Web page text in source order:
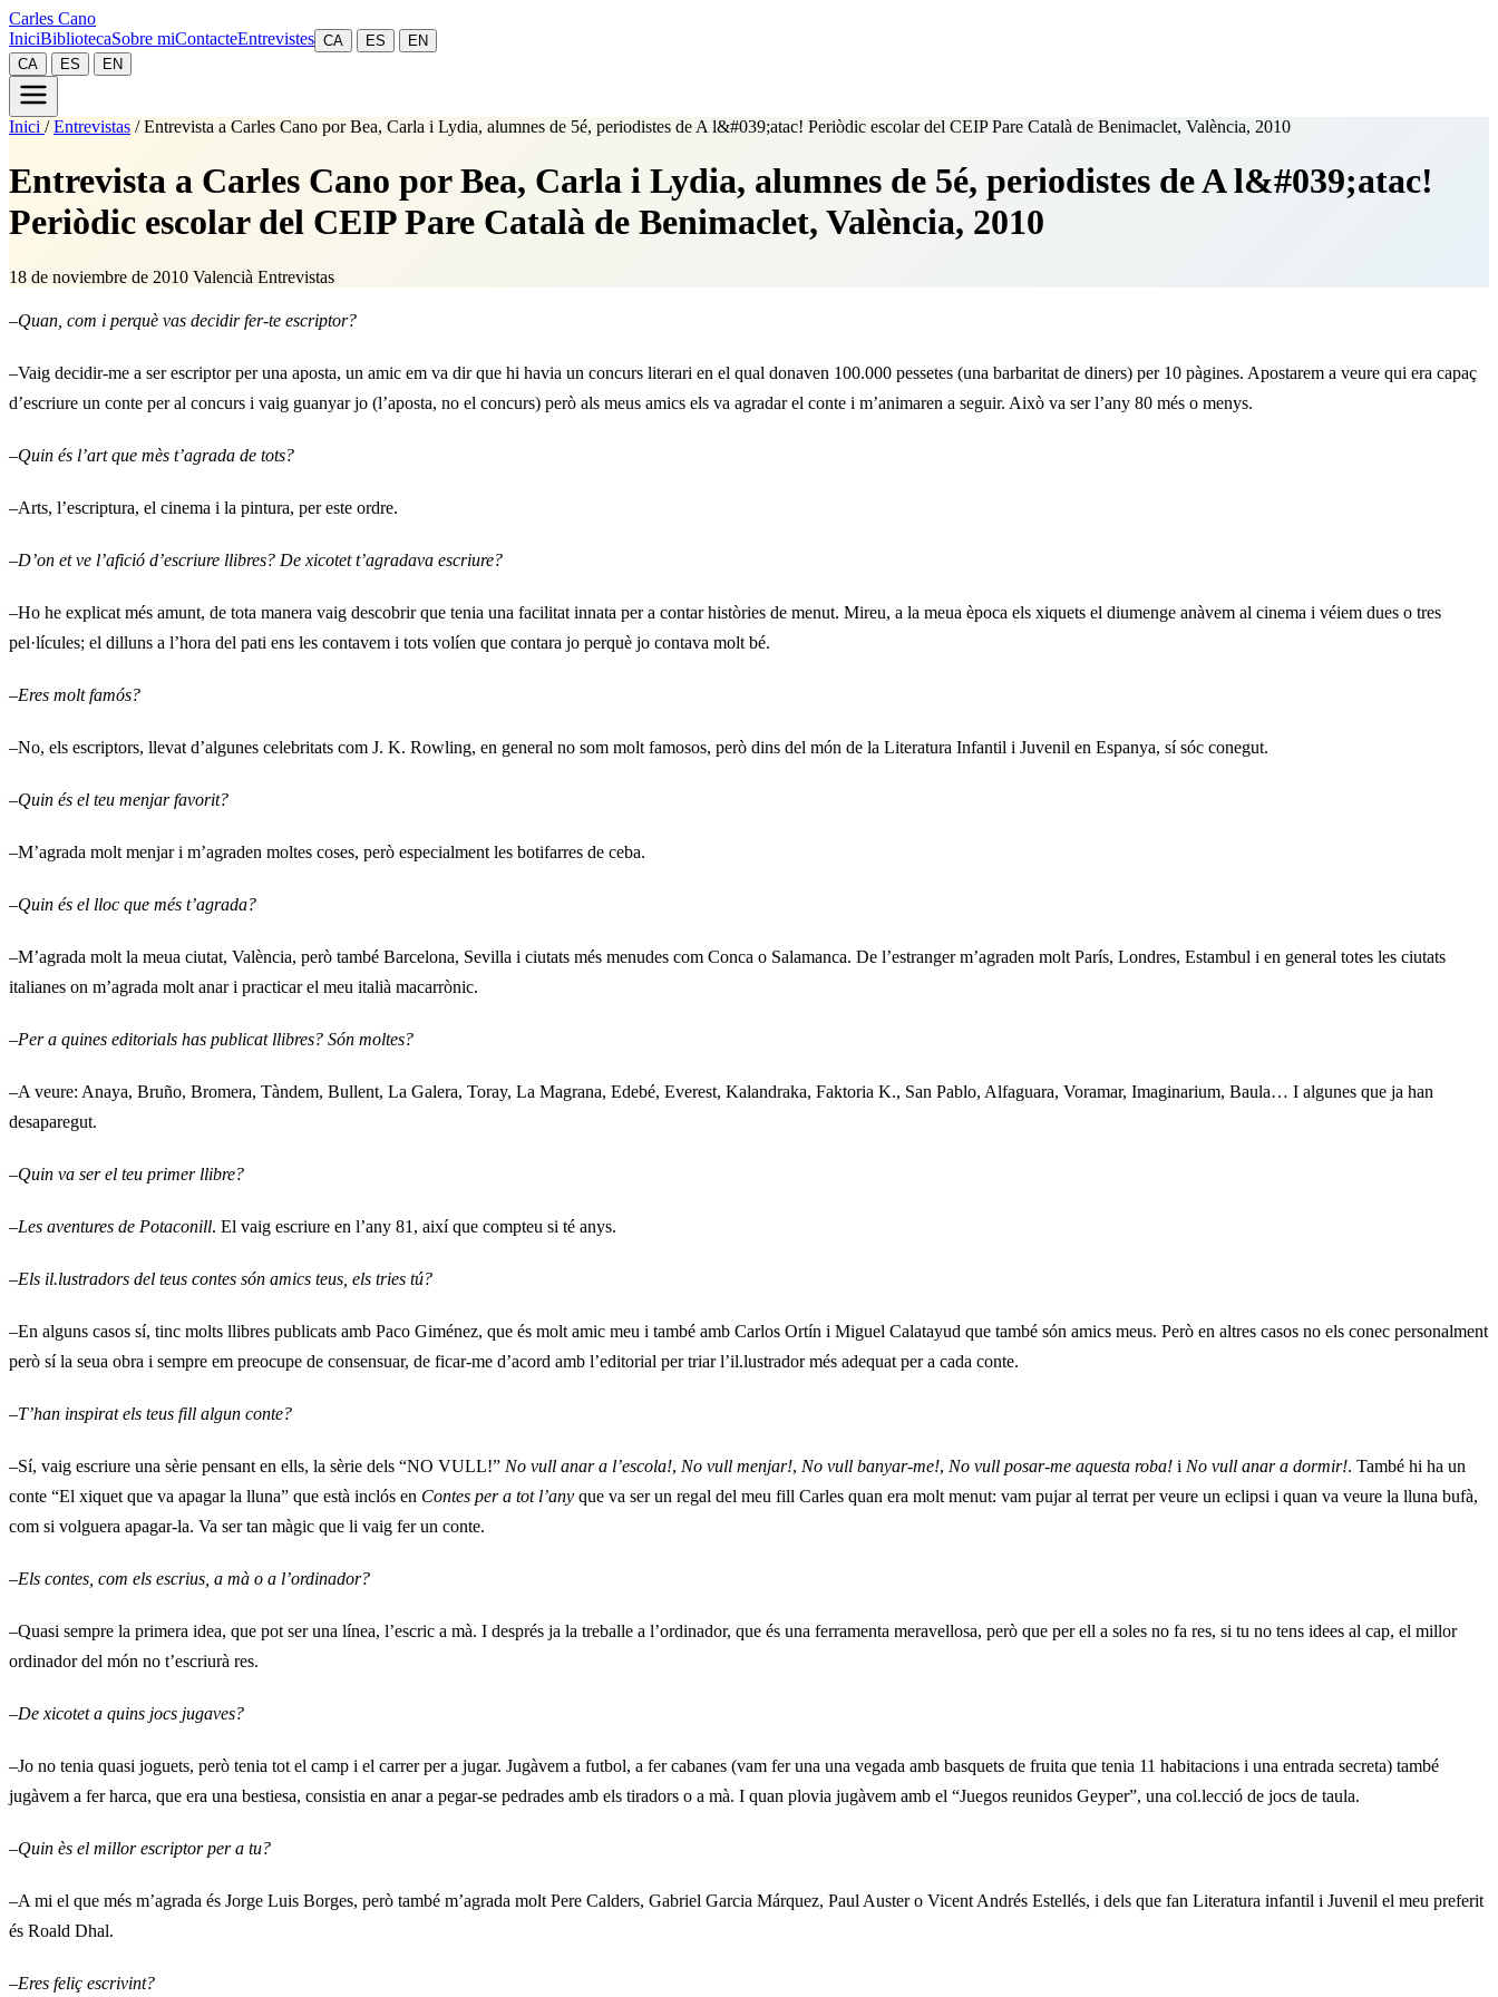
Carles Cano
IniciBibliotecaSobre miContacteEntrevistes CA ES
EN
CA
ES EN
Inici / Entrevistas / Entrevista a Carles Cano por Bea, Carla i Lydia, alumnes de 5é, periodistes de A l&#039;atac! Periòdic escolar del CEIP Pare Català de Benimaclet, València, 2010
Entrevista a Carles Cano por Bea, Carla i Lydia, alumnes de 5é, periodistes de A l&#039;atac!
Periòdic escolar del CEIP Pare Català de Benimaclet, València, 2010
18 de noviembre de 2010 Valencià Entrevistas
–Quan, com i perquè vas decidir fer-te escriptor?
–Vaig decidir-me a ser escriptor per una aposta, un amic em va dir que hi havia un concurs literari en el qual donaven 100.000 pessetes (una barbaritat de diners) per 10 pàgines. Apostarem a veure qui era capaç
d’escriure un conte per al concurs i vaig guanyar jo (l’aposta, no el concurs) però als meus amics els va agradar el conte i m’animaren a seguir. Això va ser l’any 80 més o menys.
–Quin és l’art que mès t’agrada de tots?
–Arts, l’escriptura, el cinema i la pintura, per este ordre.
–D’on et ve l’afició d’escriure llibres? De xicotet t’agradava escriure?
–Ho he explicat més amunt, de tota manera vaig descobrir que tenia una facilitat innata per a contar històries de menut. Mireu, a la meua època els xiquets el diumenge anàvem al cinema i véiem dues o tres
pel·lícules; el dilluns a l’hora del pati ens les contavem i tots volíen que contara jo perquè jo contava molt bé.
–Eres molt famós?
–No, els escriptors, llevat d’algunes celebritats com J. K. Rowling, en general no som molt famosos, però dins del món de la Literatura Infantil i Juvenil en Espanya, sí sóc conegut.
–Quin és el teu menjar favorit?
–M’agrada molt menjar i m’agraden moltes coses, però especialment les botifarres de ceba.
–Quin és el lloc que més t’agrada?
–M’agrada molt la meua ciutat, València, però també Barcelona, Sevilla i ciutats més menudes com Conca o Salamanca. De l’estranger m’agraden molt París, Londres, Estambul i en general totes les ciutats
italianes on m’agrada molt anar i practicar el meu italià macarrònic.
–Per a quines editorials has publicat llibres? Són moltes?
–A veure: Anaya, Bruño, Bromera, Tàndem, Bullent, La Galera, Toray, La Magrana, Edebé, Everest, Kalandraka, Faktoria K., San Pablo, Alfaguara, Voramar, Imaginarium, Baula… I algunes que ja han
desaparegut.
–Quin va ser el teu primer llibre?
–Les aventures de Potaconill. El vaig escriure en l’any 81, així que compteu si té anys.
–Els il.lustradors del teus contes són amics teus, els tries tú?
–En alguns casos sí, tinc molts llibres publicats amb Paco Giménez, que és molt amic meu i també amb Carlos Ortín i Miguel Calatayud que també són amics meus. Però en altres casos no els conec personalment
però sí la seua obra i sempre em preocupe de consensuar, de ficar-me d’acord amb l’editorial per triar l’il.lustrador més adequat per a cada conte.
–T’han inspirat els teus fill algun conte?
–Sí, vaig escriure una sèrie pensant en ells, la sèrie dels “NO VULL!” No vull anar a l’escola!, No vull menjar!, No vull banyar-me!, No vull posar-me aquesta roba! i No vull anar a dormir!. També hi ha un
conte “El xiquet que va apagar la lluna” que està inclós en Contes per a tot l’any que va ser un regal del meu fill Carles quan era molt menut: vam pujar al terrat per veure un eclipsi i quan va veure la lluna bufà,
com si volguera apagar-la. Va ser tan màgic que li vaig fer un conte.
–Els contes, com els escrius, a mà o a l’ordinador?
–Quasi sempre la primera idea, que pot ser una línea, l’escric a mà. I després ja la treballe a l’ordinador, que és una ferramenta meravellosa, però que per ell a soles no fa res, si tu no tens idees al cap, el millor
ordinador del món no t’escriurà res.
–De xicotet a quins jocs jugaves?
–Jo no tenia quasi joguets, però tenia tot el camp i el carrer per a jugar. Jugàvem a futbol, a fer cabanes (vam fer una una vegada amb basquets de fruita que tenia 11 habitacions i una entrada secreta) també
jugàvem a fer harca, que era una bestiesa, consistia en anar a pegar-se pedrades amb els tiradors o a mà. I quan plovia jugàvem amb el “Juegos reunidos Geyper”, una col.lecció de jocs de taula.
–Quin ès el millor escriptor per a tu?
–A mi el que més m’agrada és Jorge Luis Borges, però també m’agrada molt Pere Calders, Gabriel Garcia Márquez, Paul Auster o Vicent Andrés Estellés, i dels que fan Literatura infantil i Juvenil el meu preferit
és Roald Dhal.
–Eres feliç escrivint?